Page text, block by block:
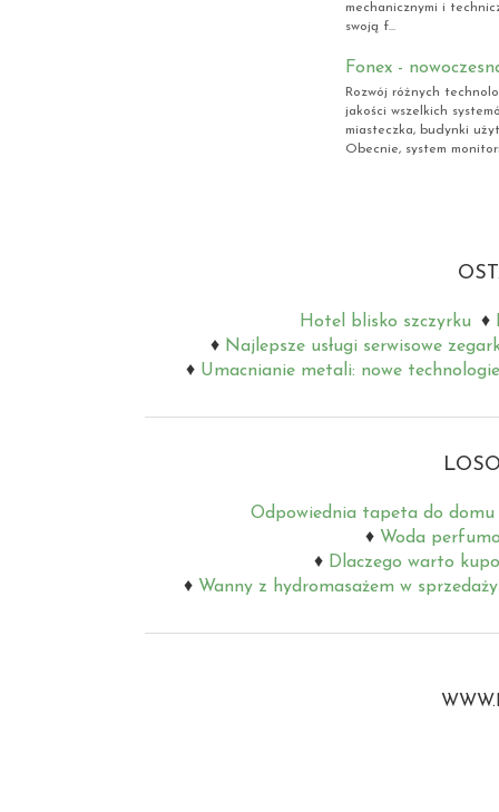
mechanicznymi i
swoją f...
Fonex -
Rozwój różnych
jakości wszelkich
miasteczka, budynki
Obecnie, system
Hotel blisko szczyrku
Najlepsze usługi serwisowe
Umacnianie metali: nowe
Odpowiednia tapeta do domu
Woda
Dlaczego warto
Wanny z hydromasażem w